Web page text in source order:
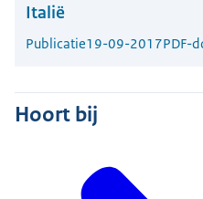
Italië
Publicatie19-09-2017PDF-
Hoort bij